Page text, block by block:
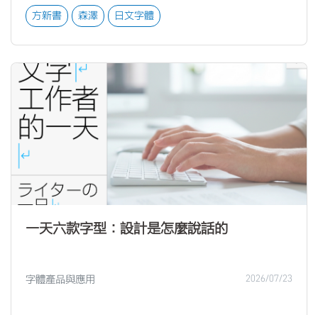
方新書 森澤 日文字體
一天六款字型：設計是怎麼說話的
字體產品與應用 2026/07/23